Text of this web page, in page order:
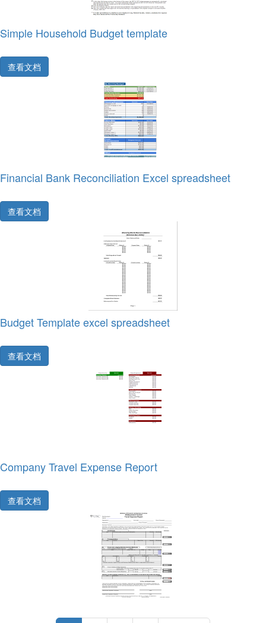
Simple Household Budget template
查看文档
Financial Bank Reconciliation Excel spreadsheet
查看文档
Budget Template excel spreadsheet
查看文档
Company Travel Expense Report
查看文档